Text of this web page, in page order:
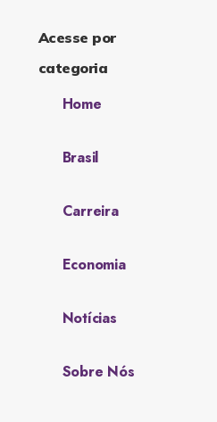
Acesse por
categoria
Home
Brasil
Carreira
Economia
Notícias
Sobre Nós